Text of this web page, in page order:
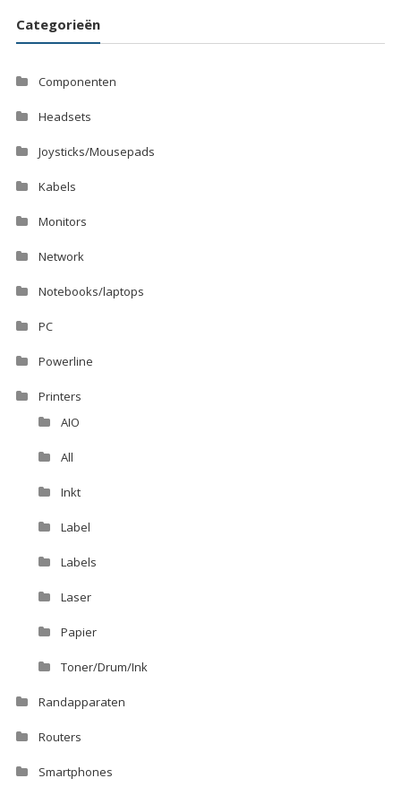
Categorieën
Componenten
Headsets
Joysticks/Mousepads
Kabels
Monitors
Network
Notebooks/laptops
PC
Powerline
Printers
AIO
All
Inkt
Label
Labels
Laser
Papier
Toner/Drum/Ink
Randapparaten
Routers
Smartphones